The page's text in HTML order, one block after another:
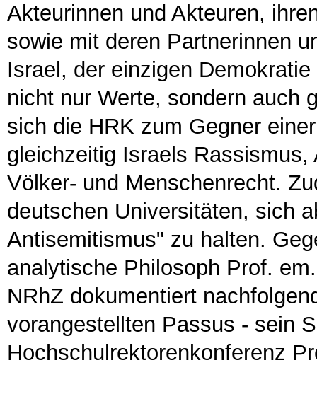
Akteurinnen und Akteuren,
sowie mit deren Partnerinnen
Israel, der einzigen
nicht nur Werte, sondern auch
sich die HRK zum Gegner
gleichzeitig Israels Rassismus,
Völker- und Menschenrecht.
deutschen Universitäten, sich
Antisemitismus" zu halten.
analytische Philosoph Prof.
NRhZ dokumentiert
vorangestellten Passus - sein
Hochschulrektorenkonferenz